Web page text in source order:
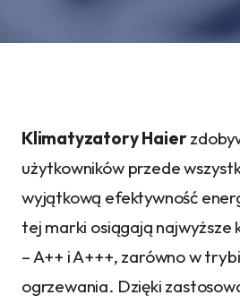
Klimatyzatory Haier
użytkowników przede
wyjątkową efektywność
tej marki osiągają najwyższe
– A++ i A+++, zarówno w
ogrzewania. Dzięki